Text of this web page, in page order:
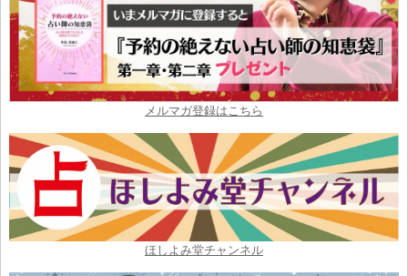
メルマガ登録はこちら
ほしよみ堂チャンネル